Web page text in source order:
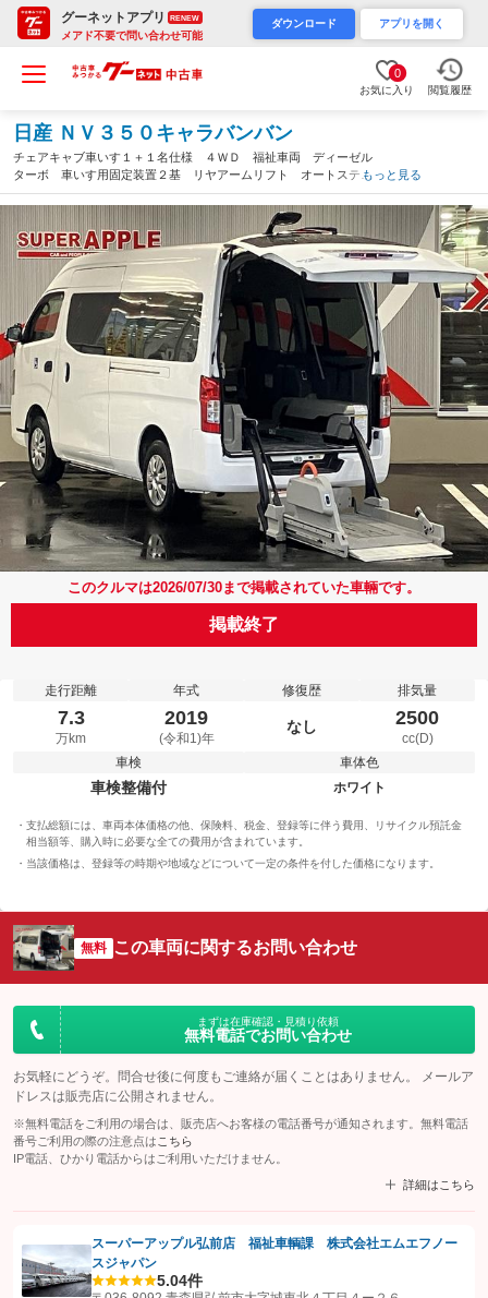
グーネットアプリ RENEW
メアド不要で問い合わせ可能
ダウンロード アプリを開く
0
お気に入り 閲覧履歴
日産 ＮＶ３５０キャラバンバン
チェアキャブ車いす１＋１名仕様 ４ＷＤ 福祉車両 ディーゼル
ターボ 車いす用固定装置２基 リヤアームリフト オートステッ
プ 手摺り バックカメラ 純正ＳＤナビ フルセグＴＶ ドライ
ブレコーダー エマージェンシーブレーキ キーレス（青森県）
もっと見る
このクルマは2026/07/30まで掲載されていた車輛です。
掲載終了
走行距離
7.3
万km
年式
2019
(令和1)年
修復歴
なし
排気量
2500
cc(D)
車検
車検整備付
車体色
ホワイト
支払総額には、車両本体価格の他、保険料、税金、登録等に伴う費用、リサイクル預託金
相当額等、購入時に必要な全ての費用が含まれています。
当該価格は、登録等の時期や地域などについて一定の条件を付した価格になります。
無料 この車両に関するお問い合わせ
まずは在庫確認・見積り依頼
無料電話でお問い合わせ
お気軽にどうぞ。問合せ後に何度もご連絡が届くことはありません。 メールア
ドレスは販売店に公開されません。
※無料電話をご利用の場合は、販売店へお客様の電話番号が通知されます。無料電話
番号ご利用の際の注意点は こちら
IP電話、ひかり電話からはご利用いただけません。
詳細はこちら
【STEP1】認証画面でグーネットを友だち追加してから「許可する」ボタンを押
します
スーパーアップル弘前店 福祉車輌課 株式会社エムエフノー
スジャパン
5.04件